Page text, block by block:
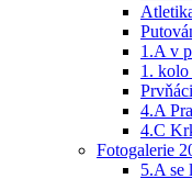
1.A v
1.
4.A
4.C
Fotogalerie
5.A se